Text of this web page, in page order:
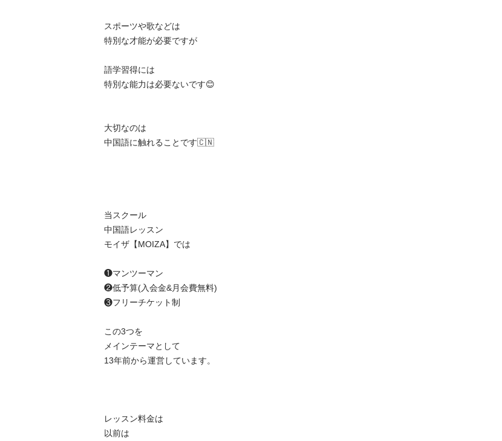
スポーツや歌などは
特別な才能が必要ですが
語学習得には
特別な能力は必要ないです😊
大切なのは
中国語に触れることです🇨🇳
当スクール
中国語レッスン
モイザ【MOIZA】では
❶マンツーマン
❷低予算(入会金&月会費無料)
❸フリーチケット制
この3つを
メインテーマとして
13年前から運営しています。
レッスン料金は
以前は